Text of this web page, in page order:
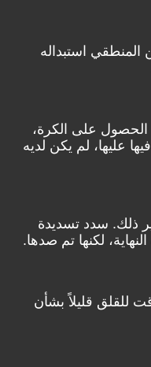
استبداله
الحصول على الكرة،
عليها، لم يكن لديه
ذلك. سدد تسديدة
لكنها تم صدها.
للقلق قليلاً بشأن